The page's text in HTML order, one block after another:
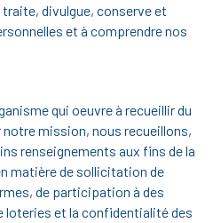
divulgue, conserve et
et à comprendre nos
qui oeuvre à recueillir du
mission, nous recueillons,
renseignements aux fins de la
matière de sollicitation de
de participation à des
loteries et la confidentialité des